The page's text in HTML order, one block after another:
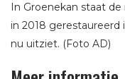
In Groenekan staat
in 2018 gerestaureerd
nu uitziet. (Foto AD)